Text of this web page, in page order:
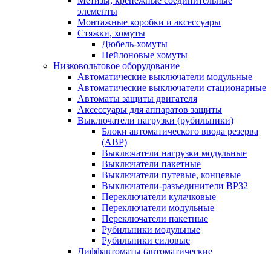
элементы
Монтажные коробки и аксессуары
Стяжки, хомуты
Дюбель-хомуты
Нейлоновые хомуты
Низковольтовое оборудование
Автоматические выключатели модульные
Автоматические выключатели стационарные
Автоматы защиты двигателя
Аксессуары для аппаратов защиты
Выключатели нагрузки (рубильники)
Блоки автоматического ввода резерва
(АВР)
Выключатели нагрузки модульные
Выключатели пакетные
Выключатели путевые, концевые
Выключатели-разъединители ВР32
Переключатели кулачковые
Переключатели модульные
Переключатели пакетные
Рубильники модульные
Рубильники силовые
Диффавтоматы (автоматические